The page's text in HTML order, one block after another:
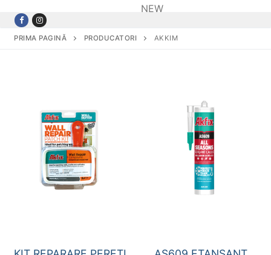
NEW
PRIMA PAGINĂ PRODUCATORI AKKIM